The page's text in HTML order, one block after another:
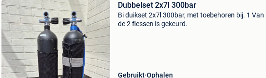
Dubbelset 2x7l 300bar
Bi duikset 2x7l 300bar, met toebehoren bij. 1 Van
de 2 flessen is gekeurd.
Gebruikt Ophalen